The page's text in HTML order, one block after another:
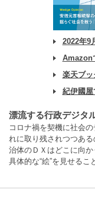
2022年9
Amazon
楽天ブ
紀伊國屋
漂流する行政デジタ
コロナ禍を契機に社会
れに取り残されつつあ
治体のＤＸはどこに向
具体的な“絵”を見せるこ